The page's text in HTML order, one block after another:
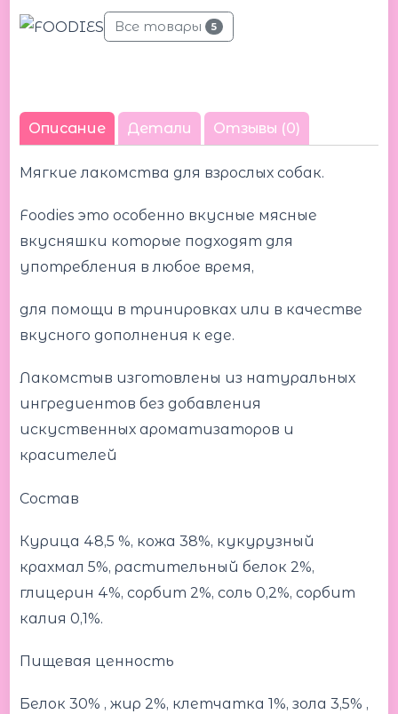
Все товары 5
Описание Детали Отзывы (0)
Мягкие лакомства для взрослых собак.
Foodies это особенно вкусные мясные
вкусняшки которые подходят для
употребления в любое время,
для помощи в тринировках или в качестве
вкусного дополнения к еде.
Лакомстыв изготовлены из натуральных
ингредиентов без добавления
искуственных ароматизаторов и
красителей
Состав
Курица 48,5 %, кожа 38%, кукурузный
крахмал 5%, растительный белок 2%,
глицерин 4%, сорбит 2%, соль 0,2%, сорбит
калия 0,1%.
Пищевая ценность
Белок 30% , жир 2%, клетчатка 1%, зола 3,5% ,